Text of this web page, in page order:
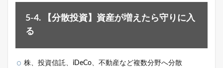
5-4. 【分散投資】資産が増えたら守りに入
る
株、投資信託、iDeCo、不動産など複数分野へ分散